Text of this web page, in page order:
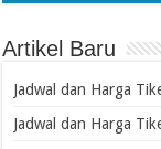
Artikel Baru
Jadwal dan Harga
Jadwal dan Harga